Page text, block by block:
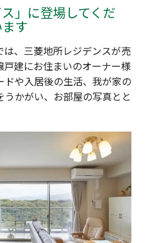
」に登場してくだ
す
は、三菱地所レジデンスが売
建にお住まいのオーナー様
や入居後の生活、我が家の
かがい、お部屋の写真とと